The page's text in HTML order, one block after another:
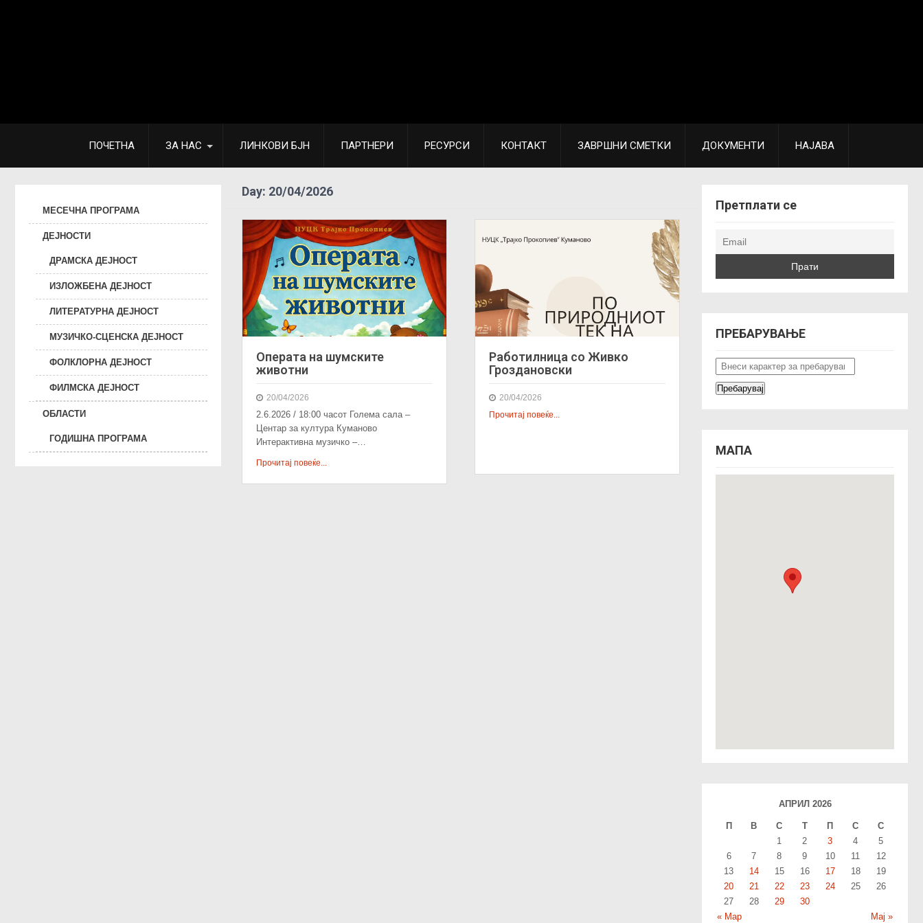
ПОЧЕТНА ЗА НАС ЛИНКОВИ БЈН ПАРТНЕРИ РЕСУРСИ КОНТАКТ ЗАВРШНИ СМЕТКИ ДОКУМЕНТИ НАЈАВА
МЕСЕЧНА ПРОГРАМА
ДЕЈНОСТИ
ДРАМСКА ДЕЈНОСТ
ИЗЛОЖБЕНА ДЕЈНОСТ
ЛИТЕРАТУРНА ДЕЈНОСТ
МУЗИЧКО-СЦЕНСКА ДЕЈНОСТ
ФОЛКЛОРНА ДЕЈНОСТ
ФИЛМСКА ДЕЈНОСТ
ОБЛАСТИ
ГОДИШНА ПРОГРАМА
Day: 20/04/2026
Операта на шумските
животни
20/04/2026
2.6.2026 / 18:00 часот Голема сала –
Центар за култура Куманово
Интерактивна музичко –…
Прочитај повеќе...
Работилница со Живко
Гроздановски
20/04/2026
Прочитај повеќе...
Претплати се
ПРЕБАРУВАЊЕ
МАПА
АПРИЛ 2026
П В С T П С С
« Мар Мај »
1 2 3 4
5
6
7 8 9 10 11
12
13
14 15 16 17 18
19
20
21 22 23 24 25
26
27
28 29 30